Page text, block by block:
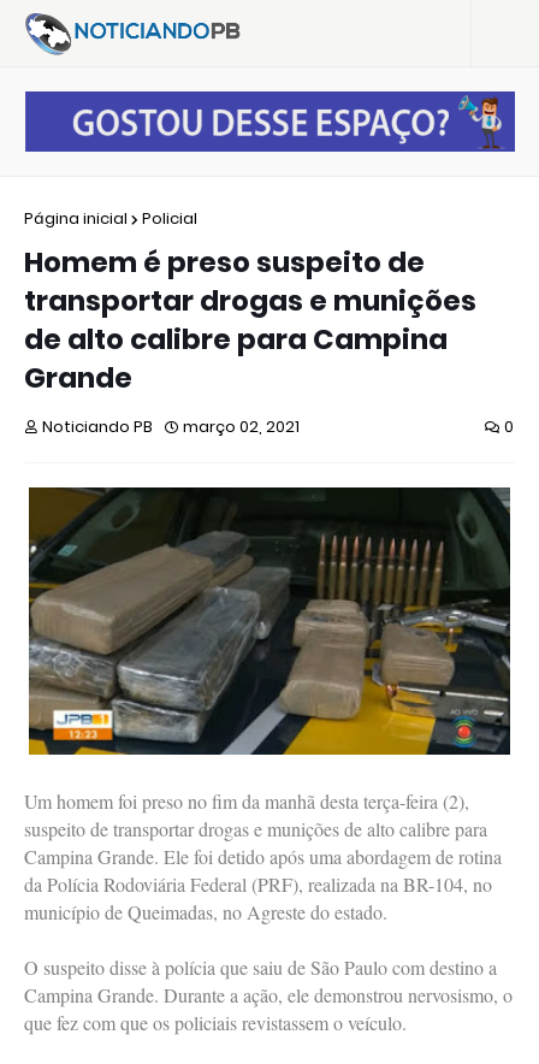
Página inicial Policial
Homem é preso suspeito de
transportar drogas e munições
de alto calibre para Campina
Grande
Noticiando PB março 02, 2021 0
Um homem foi preso no fim da manhã desta terça-feira (2),
suspeito de transportar drogas e munições de alto calibre para
Campina Grande. Ele foi detido após uma abordagem de rotina
da Polícia Rodoviária Federal (PRF), realizada na BR-104, no
município de Queimadas, no Agreste do estado.
O suspeito disse à polícia que saiu de São Paulo com destino a
Campina Grande. Durante a ação, ele demonstrou nervosismo, o
que fez com que os policiais revistassem o veículo.